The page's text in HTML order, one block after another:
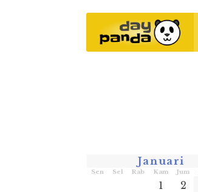
Januari
Sen Sel Rab Kam Jum
1 2